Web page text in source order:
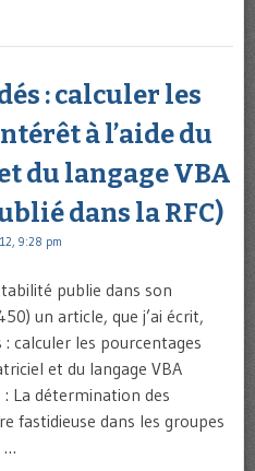
: calculer les
à l’aide du
du langage VBA
dans la RFC)
9:28 pm
publie dans son
un article, que j’ai écrit,
calculer les pourcentages
et du langage VBA
: La détermination des
fastidieuse dans les groupes
…